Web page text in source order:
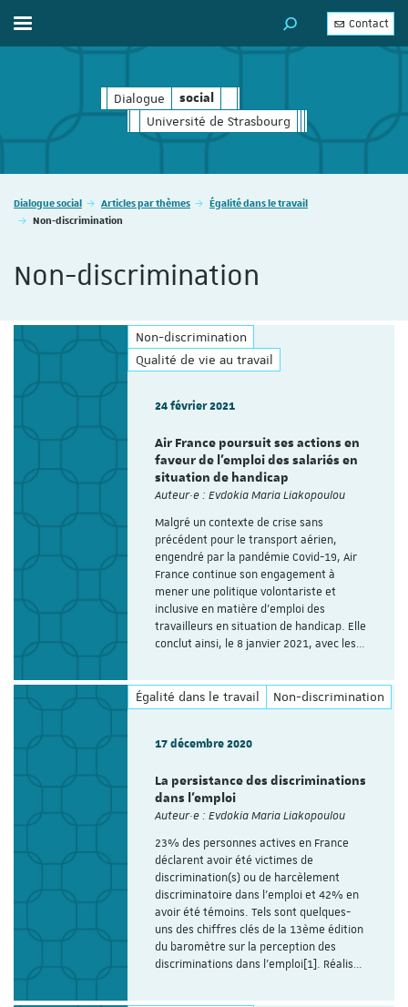
Dialogue social
social
Université de Strasbourg
Afficher / masquer le menu MOTEUR DE
Contact
Vous êtes ici :
Dialogue social Articles par thèmes
Égalité dans le travail
Non-discrimination
Non-discrimination
Non-discrimination
Qualité de vie au travail
24 février 2021
Air France poursuit ses actions en
faveur de l’emploi des salariés en
situation de handicap
Auteur·e : Evdokia Maria Liakopoulou
Malgré un contexte de crise sans
précédent pour le transport aérien,
engendré par la pandémie Covid-19, Air
France continue son engagement à
mener une politique volontariste et
inclusive en matière d’emploi des
travailleurs en situation de handicap. Elle
conclut ainsi, le 8 janvier 2021, avec les…
Égalité dans le travail Non-discrimination
17 décembre 2020
La persistance des discriminations
dans l’emploi
Auteur·e : Evdokia Maria Liakopoulou
23% des personnes actives en France
déclarent avoir été victimes de
discrimination(s) ou de harcèlement
discriminatoire dans l’emploi et 42% en
avoir été témoins. Tels sont quelques-
uns des chiffres clés de la 13ème édition
du baromètre sur la perception des
discriminations dans l’emploi[1]. Réalis…